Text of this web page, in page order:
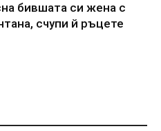
бившата си жена с
счупи й ръцете